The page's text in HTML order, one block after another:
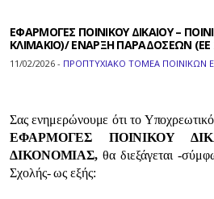
ΕΦΑΡΜΟΓΕΣ ΠΟΙΝΙΚΟΥ ΔΙΚΑΙΟΥ –
ΚΛΙΜΑΚΙO)/ ΕΝΑΡΞΗ ΠΑΡΑΔΟΣΕΩΝ (ΕΕ
11/02/2026 - ΠΡΟΠΤΥΧΙΑΚΟ ΤΟΜΕΑ ΠΟΙΝΙΚΩΝ
Σας ενημερώνουμε ότι το
ΕΦΑΡΜΟΓΕΣ ΠΟΙΝΙΚΟΥ
ΔΙΚΟΝΟΜΙΑΣ,θα διεξάγεται -
Σχολής- ως εξής: